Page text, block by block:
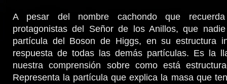
A pesar del nombre cachondo que
protagonistas del Señor de los Anillos, que
partícula del Boson de Higgs, en su estructura
respuesta de todas las demás partículas. Es la
nuestra comprensión sobre como está
Representa la partícula que explica la masa que